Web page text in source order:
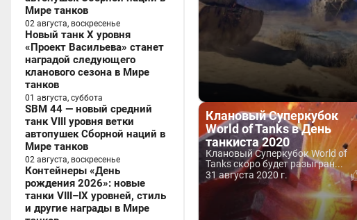
Мире танков
02 августа, воскресенье
Новый танк X уровня
«Проект Васильева» станет
наградой следующего
кланового сезона в Мире
танков
01 августа, суббота
SBM 44 — новый средний
танк VIII уровня ветки
автопушек Сборной наций в
Мире танков
02 августа, воскресенье
Контейнеры «День
рождения 2026»: новые
танки VIII–IX уровней, стиль
и другие награды в Мире
Клановый Суперкубок
World of Tanks в День
танкиста 2020
Клановый Суперкубок World of
Tanks скоро будет разыгран...
31 августа 2020 г.